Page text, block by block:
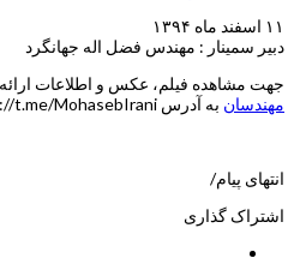
۱۱ اسفند ماه ۱۳۹۴
دبیر سمینار : مهندس فضل اله جهانگرد
جهت مشاهده فیلم، عکس و اطلاعات
مهندسان به آدرس https://t.me/MohasebIrani مراجعه نمایید.
انتهای پیام/
اشتراک گذاری